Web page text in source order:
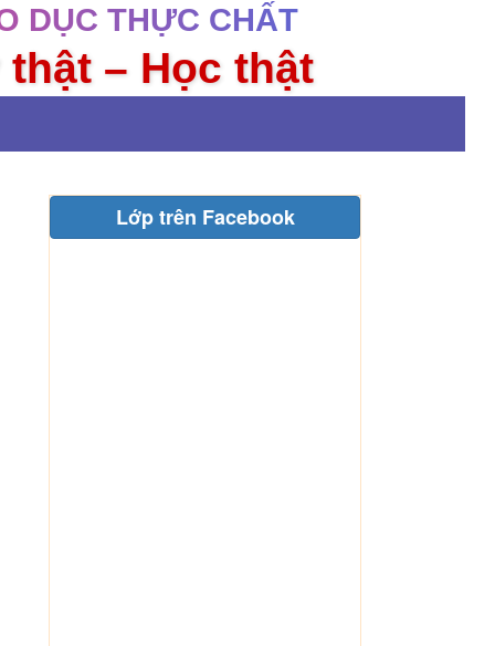
DỤC THỰC CHẤT
thật – Học thật
Lớp trên Facebook